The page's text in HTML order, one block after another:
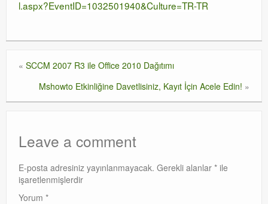
l.aspx?EventID=1032501940&Culture=TR-TR
« SCCM 2007 R3 ile Office 2010 Dağıtımı
Mshowto Etkinliğine Davetlisiniz, Kayıt İçin Acele Edin! »
Leave a comment
E-posta adresiniz yayınlanmayacak. Gerekli alanlar * ile
işaretlenmişlerdir
Yorum *